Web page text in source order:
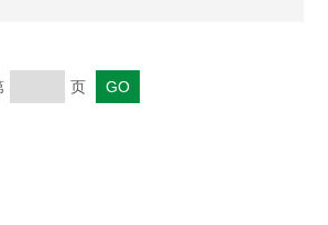
行时间里面先后出现了很多故障，总
页